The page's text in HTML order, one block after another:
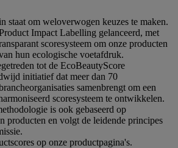
staat om weloverwogen keuzes te maken.
Impact Labelling gelanceerd, met
scoresysteem om onze producten
hun ecologische voetafdruk.
tot de EcoBeautyScore
initiatief dat meer dan 70
samenbrengt om een
scoresysteem te ontwikkelen.
is ook gebaseerd op
producten en volgt de leidende principes
op onze productpagina's.